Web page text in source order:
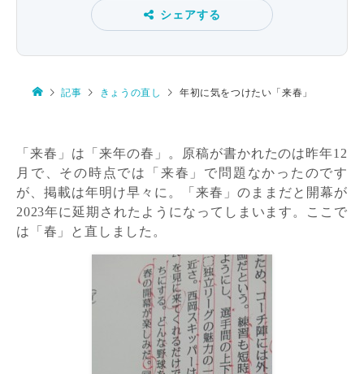
シェアする
記事 きょうの直し 年初に気をつけたい「来春」
「来春」は「来年の春」。原稿が書かれたのは昨年12
月で、その時点では「来春」で問題なかったのです
が、掲載は年明け早々に。「来春」のままだと開幕が
2023年に延期されたようになってしまいます。ここで
は「春」と直しました。